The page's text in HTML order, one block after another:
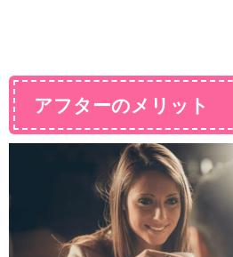
アフターのメリット